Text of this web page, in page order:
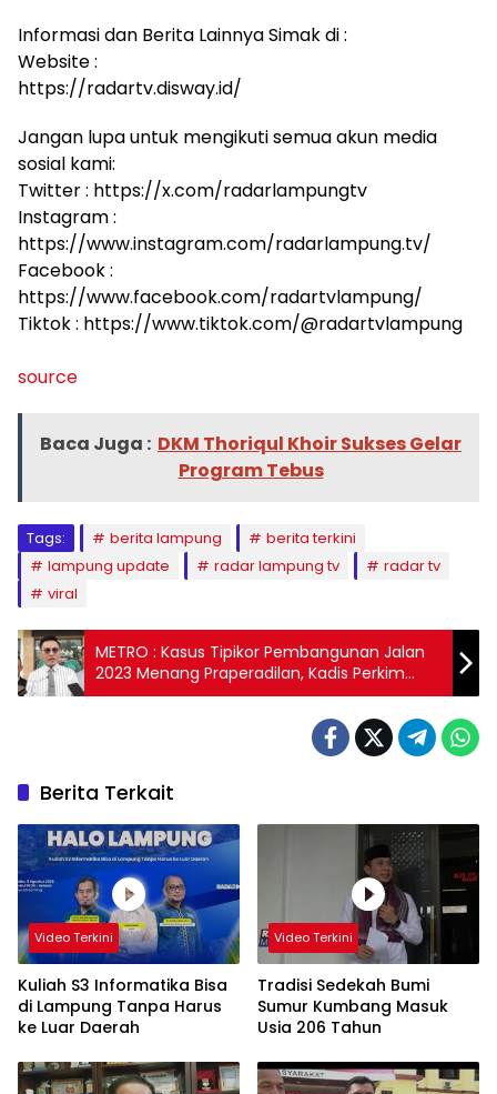
Informasi dan Berita Lainnya Simak di :
Website :
https://radartv.disway.id/
Jangan lupa untuk mengikuti semua akun media
sosial kami:
Twitter : https://x.com/radarlampungtv
Instagram :
https://www.instagram.com/radarlampung.tv/
Facebook :
https://www.facebook.com/radartvlampung/
Tiktok : https://www.tiktok.com/@radartvlampung
source
Baca Juga : DKM Thoriqul Khoir Sukses Gelar
Program Tebus
Tags: berita lampung
berita terkini
lampung update
radar lampung tv
radar tv
viral
METRO : Kasus Tipikor Pembangunan Jalan
2023 Menang Praperadilan, Kadis Perkim
Metro Bebas
Berita Terkait
Video Terkini
Kuliah S3 Informatika Bisa
di Lampung Tanpa Harus
ke Luar Daerah
Video Terkini
Tradisi Sedekah Bumi
Sumur Kumbang Masuk
Usia 206 Tahun